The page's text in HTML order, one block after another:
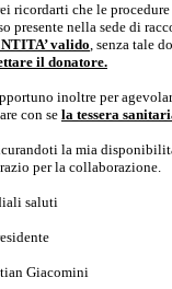
ricordarti che le
presente nella sede di
valido, senza tale
il donatore.
inoltre per
con se la tessera
la mia
per la collaborazione.
saluti
Giacomini